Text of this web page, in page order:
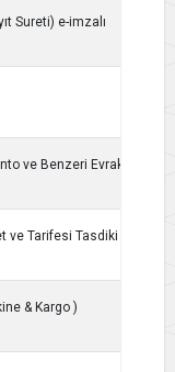
Sureti) e-imzalı
ve Benzeri Evrakın
ve Tarifesi Tasdiki
& Kargo )